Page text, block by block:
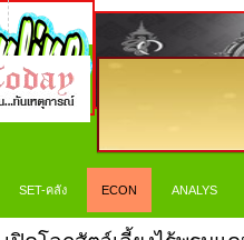
SET-คลัง ECON ANALYS